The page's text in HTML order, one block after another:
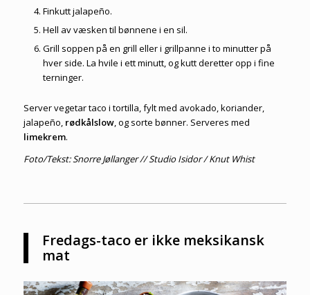
Finkutt jalapeño.
Hell av væsken til bønnene i en sil.
Grill soppen på en grill eller i grillpanne i to minutter på
hver side. La hvile i ett minutt, og kutt deretter opp i fine
terninger.
Server vegetar taco i tortilla, fylt med avokado, koriander,
jalapeño, rødkålslow, og sorte bønner. Serveres med
limekrem.
Foto/Tekst: Snorre Jøllanger // Studio Isidor / Knut Whist
Fredags-taco er ikke meksikansk
mat